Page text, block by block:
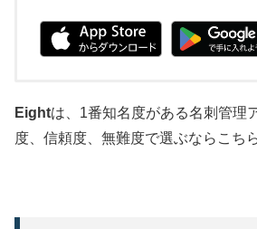
Eightは、1番知名度がある名刺管理
度、信頼度、無難度で選ぶならこちら